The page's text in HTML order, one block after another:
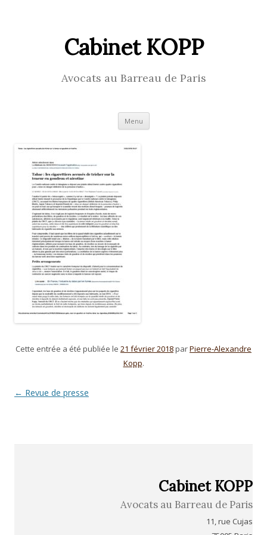
Cabinet KOPP
Avocats au Barreau de Paris
Menu Skip
content
Cette entrée a été publiée le 21 février 2018parPierre-Alexandre
Kopp.
Navigation
← Revue de presse
Cabinet KOPP
Avocats au Barreau de Paris
11, rue Cujas